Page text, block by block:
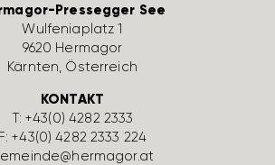
Pressegger See
Wulfe­nia­platz 1
9620 Hermagor
Kärnten, Öster­reich
KONTAKT
T:+43(0) 4282 2333
F: +43(0) 4282 2333 224